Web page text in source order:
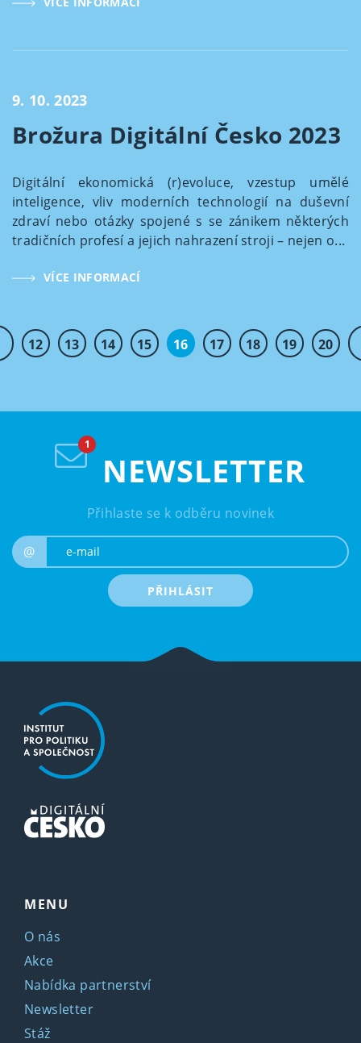
9. 10. 2023
Brožura Digitální Česko 2023
Digitální ekonomická (r)evoluce, vzestup umělé
inteligence, vliv moderních technologií na duševní
zdraví nebo otázky spojené s se zánikem některých
tradičních profesí a jejich nahrazení stroji – nejen o...
VÍCE INFORMACÍ
12 13 14 15 16 17 18 19 20
NEWSLETTER
Přihlaste se k odběru novinek
@
PŘIHLÁSIT
MENU
O nás
Akce
Nabídka partnerství
Newsletter
Stáž